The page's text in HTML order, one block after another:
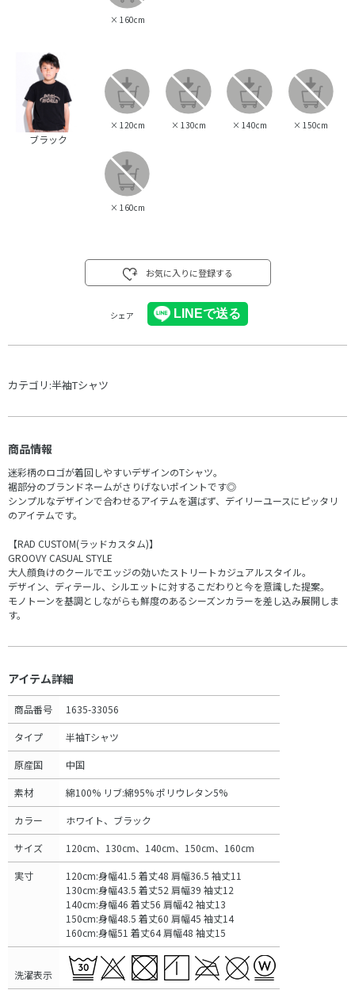
× 160cm
ブラック
× 120cm × 130cm × 140cm × 150cm
× 160cm
お気に入りに登録する
シェア
カテゴリ:半袖Tシャツ
商品情報
迷彩柄のロゴが着回しやすいデザインのTシャツ。
裾部分のブランドネームがさりげないポイントです◎
シンプルなデザインで合わせるアイテムを選ばず、デイリーユースにピッタリ
のアイテムです。
【RAD CUSTOM(ラッドカスタム)】
GROOVY CASUAL STYLE
大人顔負けのクールでエッジの効いたストリートカジュアルスタイル。
デザイン、ディテール、シルエットに対するこだわりと今を意識した提案。
モノトーンを基調としながらも鮮度のあるシーズンカラーを差し込み展開しま
す。
アイテム詳細
商品番号 1635-33056
タイプ 半袖Tシャツ
原産国 中国
素材 綿100% リブ:綿95% ポリウレタン5%
カラー ホワイト、ブラック
サイズ 120cm、130cm、140cm、150cm、160cm
実寸
120cm:身幅41.5 着丈48 肩幅36.5 袖丈11
130cm:身幅43.5 着丈52 肩幅39 袖丈12
140cm:身幅46 着丈56 肩幅42 袖丈13
150cm:身幅48.5 着丈60 肩幅45 袖丈14
160cm:身幅51 着丈64 肩幅48 袖丈15
洗濯表示